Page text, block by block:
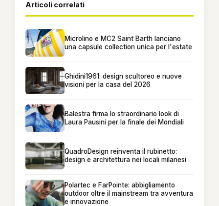
Articoli correlati
Microlino e MC2 Saint Barth lanciano
una capsule collection unica per l'estate
Ghidini1961: design scultoreo e nuove
visioni per la casa del 2026
Balestra firma lo straordinario look di
Laura Pausini per la finale dei Mondiali
QuadroDesign reinventa il rubinetto:
design e architettura nei locali milanesi
Polartec e FarPointe: abbigliamento
outdoor oltre il mainstream tra avventura
e innovazione